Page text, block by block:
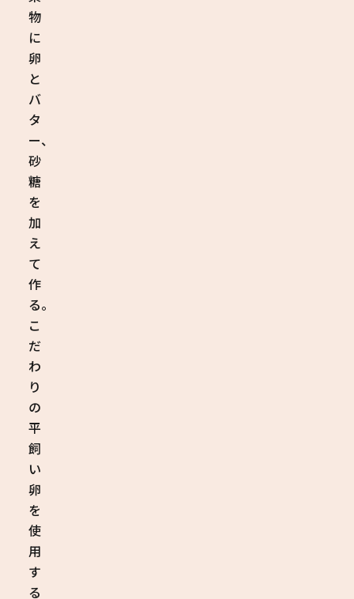
物
に
卵
と
バ
タ
ー、
砂
糖
を
加
え
て
作
る。
こ
だ
わ
り
の
平
飼
い
卵
を
使
用
す
る